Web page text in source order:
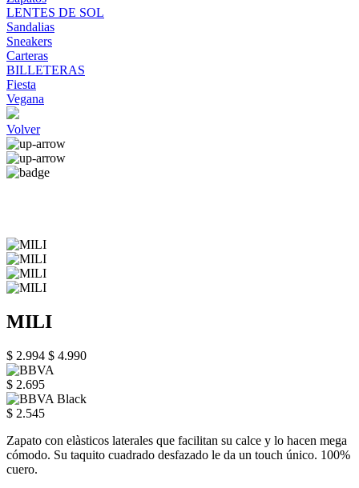
LENTES DE SOL
Sandalias
Sneakers
Carteras
BILLETERAS
Fiesta
Vegana
Volver
MILI
$ 2.994 $ 4.990
$ 2.695
$ 2.545
Zapato con elàsticos laterales que facilitan su calce y lo hacen mega
cómodo. Su taquito cuadrado desfazado le da un touch único. 100%
cuero.